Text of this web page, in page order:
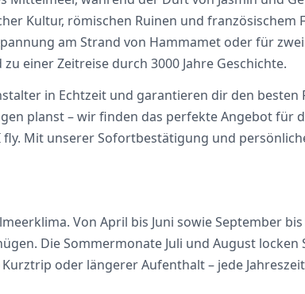
Kultur, römischen Ruinen und französischem
am Strand von Hammamet oder für
einer Zeitreise durch 3000 Jahre Geschichte.
in Echtzeit und garantieren dir den besten
planst – wir finden das perfekte Angebot für
Mit unserer Sofortbestätigung und
Von April bis Juni sowie September
Die Sommermonate Juli und August
oder längerer Aufenthalt – jede